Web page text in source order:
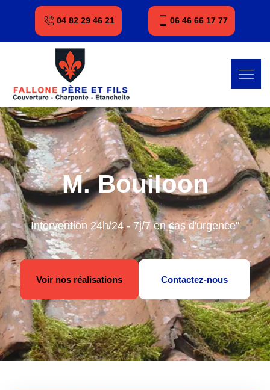
04 82 29 46 21 06 46 66 17 77
M. Bouiloon
Intervention 24h/24 - 7j/7 en cas d'urgence"
Voir nos réalisations Contactez-nous